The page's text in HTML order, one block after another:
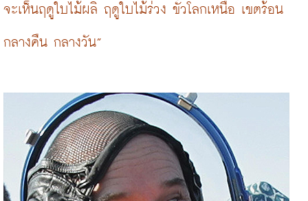
จะเห็นฤดูใบไม้ผลิ ฤดูใบไม้ร่วง ขั้วโลกเหนือ เขตร้อน
กลางคืน กลางวัน”